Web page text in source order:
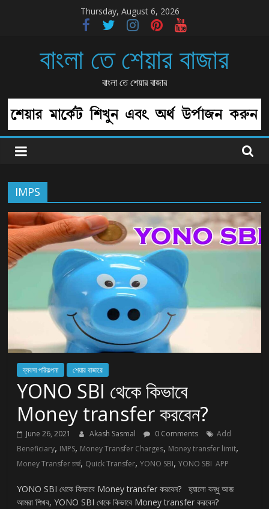
Thursday, August 6, 2026
বাংলা তে শেয়ার বাজার
বাংলা তে শেয়ার বাজার
IMPS
ব্যবসা পরিকল্পনা শেয়ার বাজারে
YONO SBI থেকে কিভাবে
Money transfer করবেন?
June 26, 2021 Akash Sasmal 0 Comments
Add
Beneficiary, IMPS, Money Transfer Charges, Money transfer limit,
Money Transfer চার্জ, Quick Transfer,YONO SBI,YONO SBI APP
YONO SBI থেকে কিভাবে Money transfer করবেন? হ্যালো বন্ধু আজ
আমরা শিখব, YONO SBI থেকে কিভাবে Money transfer করবেন?